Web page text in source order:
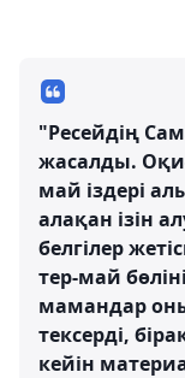
"Ресейдің
жасалды.
май іздері
алақан ізін
белгілер
тер-май
мамандар
тексерді,
кейін